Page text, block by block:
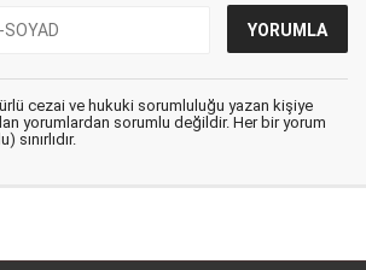
cezai ve hukuki sorumluluğu yazan kişiye
yorumlardan sorumlu değildir. Her bir yorum